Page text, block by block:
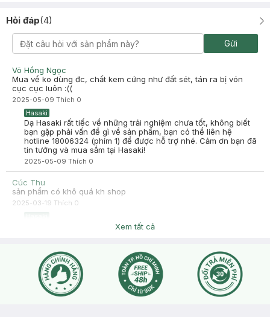
Mình mới nhận hàng và đã test, dùng bảng CKĐ này rất ưng ý.
và nhanh chóng!
Hỏi đáp(4)
Gửi
Võ Hồng Ngọc
Mua về ko dùng đc, chất kem cứng như đất sét, tán ra bị vón
cục cục luôn :((
2025-05-09 Thích 0
Hasaki
Dạ Hasaki rất tiếc về những trải nghiệm chưa tốt, không biết
bạn gặp phải vấn đề gì về sản phẩm, bạn có thể liên hệ
hotline 18006324 (phím 1) để được hỗ trợ nhé. Cảm ơn bạn đã
tin tưởng và mua sắm tại Hasaki!
2025-05-09 Thích 0
Cúc Thu
sản phẩm có khô quá kh shop
2025-03-19 Thích 0
Dạ, sản phẩm được sản xuất theo dây chuyền công thức
thêm cho bạn nhé
2025-03-19Thích
Xem tất cả